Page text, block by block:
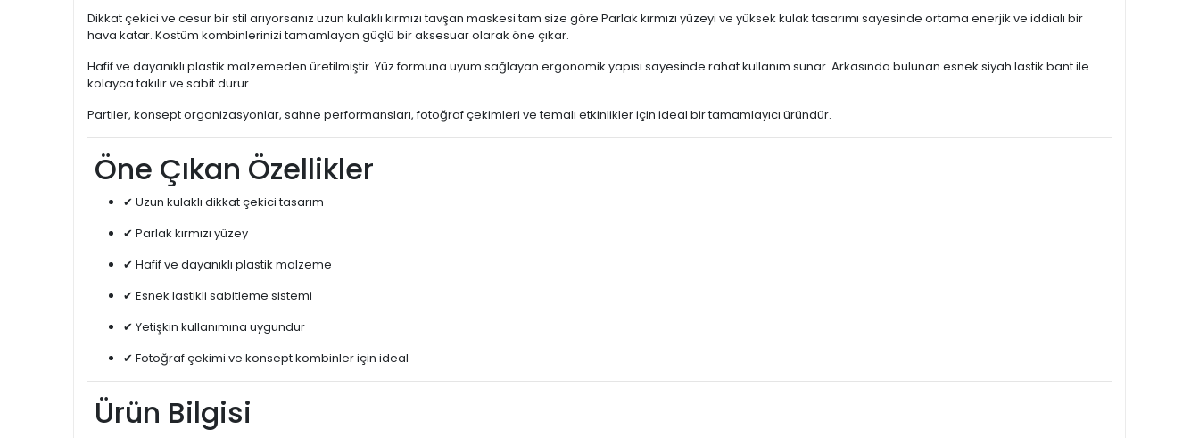
Dikkat çekici ve cesur bir stil arıyorsanız uzun kulaklı kırmızı tavşan maskesi tam size göre Parlak kırmızı yüzeyi ve yüksek kulak tasarımı sayesinde ortama enerjik ve iddialı bir
hava katar. Kostüm kombinlerinizi tamamlayan güçlü bir aksesuar olarak öne çıkar.
Hafif ve dayanıklı plastik malzemeden üretilmiştir. Yüz formuna uyum sağlayan ergonomik yapısı sayesinde rahat kullanım sunar. Arkasında bulunan esnek siyah lastik bant ile
kolayca takılır ve sabit durur.
Partiler, konsept organizasyonlar, sahne performansları, fotoğraf çekimleri ve temalı etkinlikler için ideal bir tamamlayıcı üründür.
Öne Çıkan Özellikler
✔ Uzun kulaklı dikkat çekici tasarım
✔ Parlak kırmızı yüzey
✔ Hafif ve dayanıklı plastik malzeme
✔ Esnek lastikli sabitleme sistemi
✔ Yetişkin kullanımına uygundur
✔ Fotoğraf çekimi ve konsept kombinler için ideal
Ürün Bilgisi